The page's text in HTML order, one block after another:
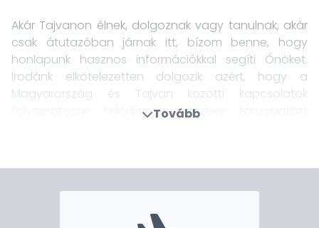
Akár Tajvanon élnek, dolgoznak vagy tanulnak, akár
csak átutazóban járnak itt, bízom benne, hogy
honlapunk hasznos információkkal segíti Önöket.
Irodánk elkötelezetten dolgozik azért, hogy a
Magyarország és Tajvan közötti kapcsolatok
folyamatosan fejlődjenek, miközben támogatást
nyújtunk többek között útlevelekkel, állampolgársági
és anyakönyvi ügyekkel, hitelesítésekkel, valamint
Tovább